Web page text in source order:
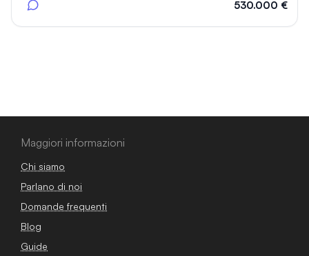
530.000 €
Maggiori informazioni
Chi siamo
Parlano di noi
Domande frequenti
Blog
Guide